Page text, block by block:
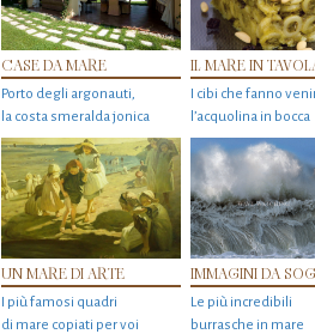
CASE DA MARE
Porto degli argonauti,
la costa smeralda jonica
IL MARE IN
I cibi che fanno
l’acquolina in bocca
UN MARE DI ARTE
I più famosi quadri
di mare copiati per voi
IMMAGINI DA
Le più incredibili
burrasche in mare